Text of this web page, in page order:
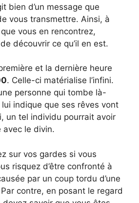
bien d’un message que
vous transmettre. Ainsi, à
vous en rencontrez,
découvrir ce qu’il en est.
et la dernière heure
. Celle-ci matérialise l’infini.
personne qui tombe là-
lui indique que ses rêves vont
un tel individu pourrait avoir
le divin.
sur vos gardes si vous
risquez d’être confronté à
par un coup tordu d’une
contre, en posant le regard